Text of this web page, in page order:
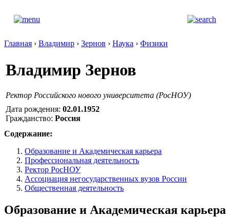
Главная › Владимир › Зернов › Наука › Физики
Владимир Зернов
Ректор Российского нового университета (РосНОУ)
Дата рождения: 02.01.1952
Гражданство: Россия
Содержание:
Образование и Академическая карьера
Профессиональная деятельность
Ректор РосНОУ
Ассоциация негосударственных вузов России
Общественная деятельность
Образование и Академическая карьера